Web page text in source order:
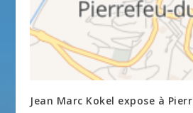
Jean Marc Kokel expose à